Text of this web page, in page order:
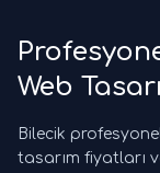
Web
Bilecik
tasarım fiyatları